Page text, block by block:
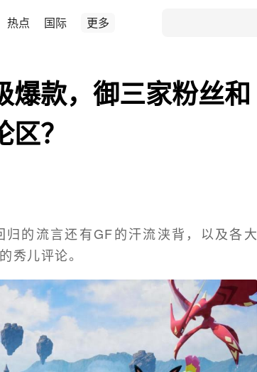
热点 国际 更多
爆款，御三家粉丝和
？
的流言还有GF的汗流浃背，以及各大
秀儿评论。